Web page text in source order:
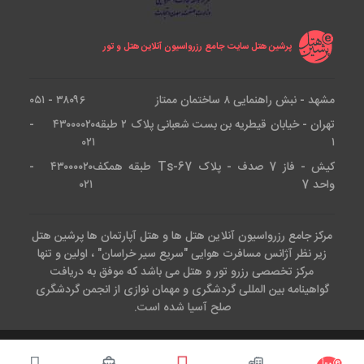
کسانی که اهل ورزش هستند و در هیچ شرایطی حاضر به
ترک برنامه‌های ورزشی خود نیستند؛ یا کسانی که پس از
خبر خوب این که در این هتل امکانات زیر برای همه گروه‌ها
موجود است:
استخر سرباز
استخر سرپوشیده
جکوزی
ماساژ
استخر ویژه کودکان
راستی خدمات زیبایی هتل چر هم یکی از مزایایی است که
پرشین هتل سایت جامع رزرواسیون آنلاین هتل و تور
مشهد - نبش راهنمایی ۸ ساختمان ممتاز
۳۸۰۹۶ - ۰۵۱
تهران - خیابان قیطریه بن بست شعبانی پلاک ۲ طبقه
۱
۴۳۰۰۰۰۲۰ -
۰۲۱
کیش - فاز 7 صدف - پلاک Ts-67 طبقه همکف
واحد 7
۴۳۰۰۰۰۲۰ -
۰۲۱
مرکز جامع رزرواسیون آنلاین هتل ها و هتل آپارتمان ها پرشین هتل
زیر نظر آژانس مسافرت هوایی "سریع سیر خراسان" ، اولین و تنها
مرکز تخصصی رزرو تور و هتل می باشد که موفق به دریافت
گواهینامه بین المللی گردشگری و مهمان نوازی از انجمن گردشگری
صلح آسیا شده است.
کلیه حقوق این وب سایت متعلق است به آژانس هواپیمایی سریع سیر.طراحی